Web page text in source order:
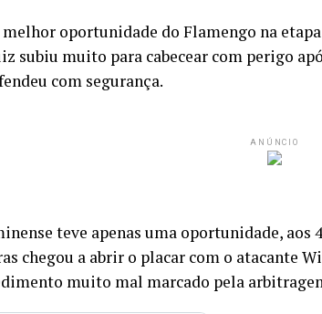
melhor oportunidade do Flamengo na
subiu muito para cabecear com perigo
com segurança.
ANÚNCIO
teve apenas uma oportunidade, aos
chegou a abrir o placar com o atacante
muito mal marcado pela